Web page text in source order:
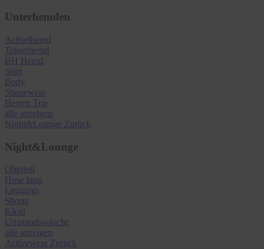
Unterhemden
Achselhemd
Trägerhemd
BH Hemd
Shirt
Body
Shapewear
Herren Top
alle anzeigen
Night&Lounge Zurück
Night&Lounge
Oberteil
Hose lang
Leggings
Shorts
Kleid
Umstandswäsche
alle anzeigen
Activewear Zurück